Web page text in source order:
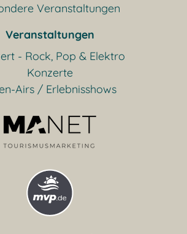
Veranstaltungen
Veranstaltungen
- Rock, Pop & Elektro
Konzerte
Airs / Erlebnisshows